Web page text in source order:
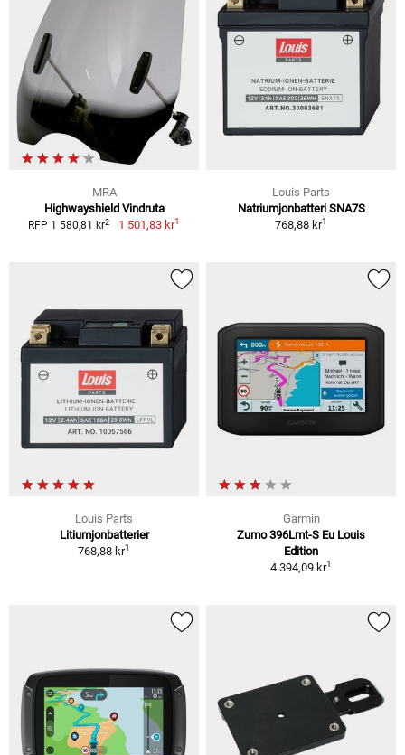
MRA
Highwayshield Vindruta
RFP 1 580,81 kr2 1 501,83 kr1
Louis Parts
Natriumjonbatteri SNA7S
768,88 kr1
Louis Parts
Litiumjonbatterier
768,88 kr1
Garmin
Zumo 396Lmt-S Eu Louis
Edition
4 394,09 kr1